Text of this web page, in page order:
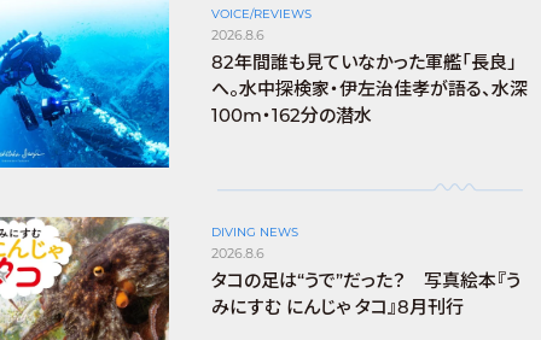
VOICE/REVIEWS
2026.8.6
82年間誰も見ていなかった軍艦「長良」
へ。水中探検家・伊左治佳孝が語る、水深
100m・162分の潜水
DIVING NEWS
2026.8.6
タコの足は“うで”だった？ 写真絵本『う
みにすむ にんじゃ タコ』8月刊行